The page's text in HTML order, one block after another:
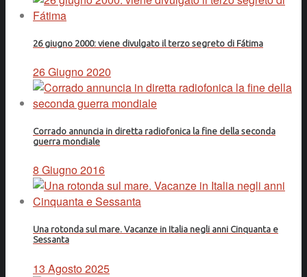
26 giugno 2000: viene divulgato il terzo segreto di Fátima
26 Giugno 2020
Corrado annuncia in diretta radiofonica la fine della seconda
guerra mondiale
8 Giugno 2016
Una rotonda sul mare. Vacanze in Italia negli anni Cinquanta e
Sessanta
13 Agosto 2025